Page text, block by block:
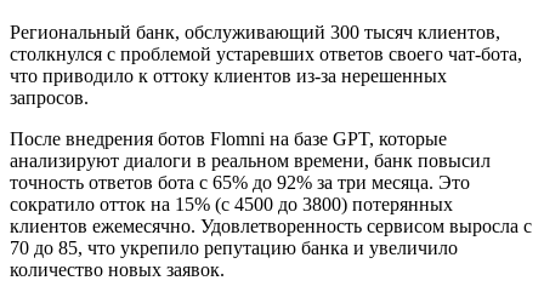
Региональный банк, обслуживающий 300 тысяч клиентов,
столкнулся с проблемой устаревших ответов своего чат-бота,
что приводило к оттоку клиентов из-за нерешенных
запросов.
После внедрения ботов Flomni на базе GPT, которые
анализируют диалоги в реальном времени, банк повысил
точность ответов бота с 65% до 92% за три месяца. Это
сократило отток на 15% (с 4500 до 3800) потерянных
клиентов ежемесячно. Удовлетворенность сервисом выросла с
70 до 85, что укрепило репутацию банка и увеличило
количество новых заявок.